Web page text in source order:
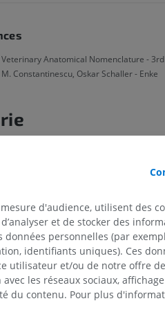
Anatomical Nomenclature -
Constantinescu, Oskar Schaller - Enke
SOURIS
d'audience, utilisent des
et de stocker des
personnelles (par
identifiants uniques). Ces
utilisateur et/ou de notre offre
les réseaux sociaux,
du contenu. Pour plus